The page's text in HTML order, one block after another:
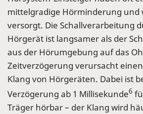
mittelgradige Hörminderung und
versorgt. Die Schallverarbeitung
Hörgerät ist langsamer als der
aus der Hörumgebung auf das
Zeitverzögerung verursacht
Klang von Hörgeräten. Dabei ist
Verzögerung ab 1 Millisekunde6
Träger hörbar – der Klang wird